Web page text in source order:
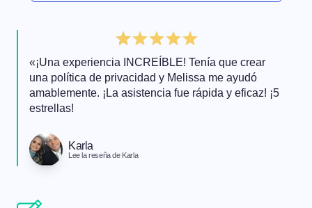
«¡Una experiencia INCREÍBLE! Tenía que crear
una política de privacidad y Melissa me ayudó
amablemente. ¡La asistencia fue rápida y eficaz! ¡5
estrellas!
Karla
Lee la reseña de Karla